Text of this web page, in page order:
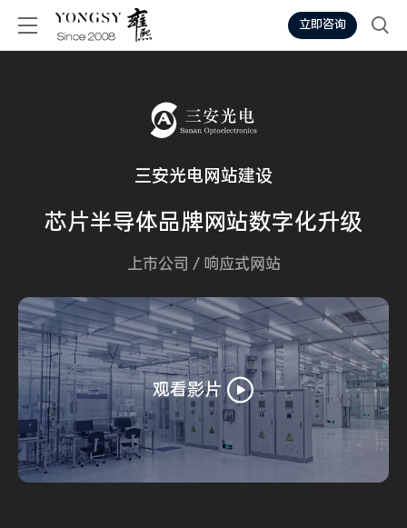
立即咨询
三安光电网站建设
芯片半导体品牌网站数字化升级
上市公司 / 响应式网站
观看影片